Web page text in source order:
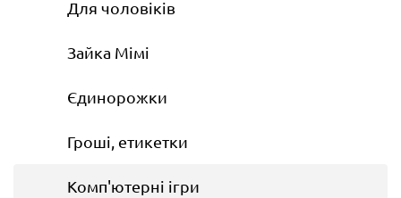
Для чоловіків
Зайка Мімі
Єдинорожки
Гроші, етикетки
Комп'ютерні ігри